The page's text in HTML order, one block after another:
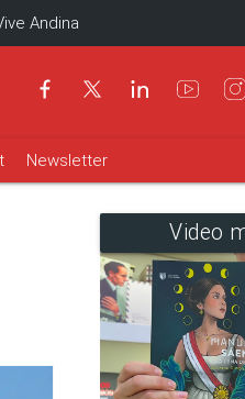
Andina
Newsletter
Video